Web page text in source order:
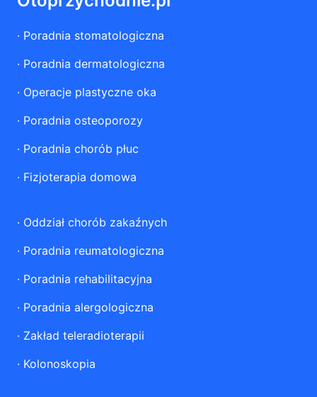
· Poradnia stomatologiczna
· Poradnia dermatologiczna
· Operacje plastyczne oka
· Poradnia osteoporozy
· Poradnia chorób płuc
· Fizjoterapia domowa
· Oddział chorób zakaźnych
· Poradnia reumatologiczna
· Poradnia rehabilitacyjna
· Poradnia alergologiczna
· Zakład teleradioterapii
· Kolonoskopia